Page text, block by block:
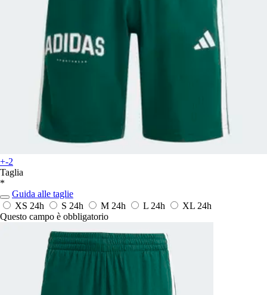
+-2
Taglia
*
Guida alle taglie
XS 24h S 24h M 24h L 24h XL 24h
Questo campo è obbligatorio